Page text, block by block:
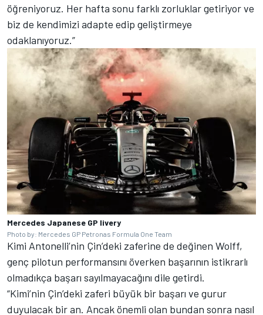
öğreniyoruz. Her hafta sonu farklı zorluklar getiriyor ve
biz de kendimizi adapte edip geliştirmeye
odaklanıyoruz.”
Mercedes Japanese GP livery
Photo by: Mercedes GP Petronas Formula One Team
Kimi Antonelli’nin Çin’deki zaferine de değinen Wolff,
genç pilotun performansını överken başarının istikrarlı
olmadıkça başarı sayılmayacağını dile getirdi.
“Kimi’nin Çin’deki zaferi büyük bir başarı ve gurur
duyulacak bir an. Ancak önemli olan bundan sonra nasıl